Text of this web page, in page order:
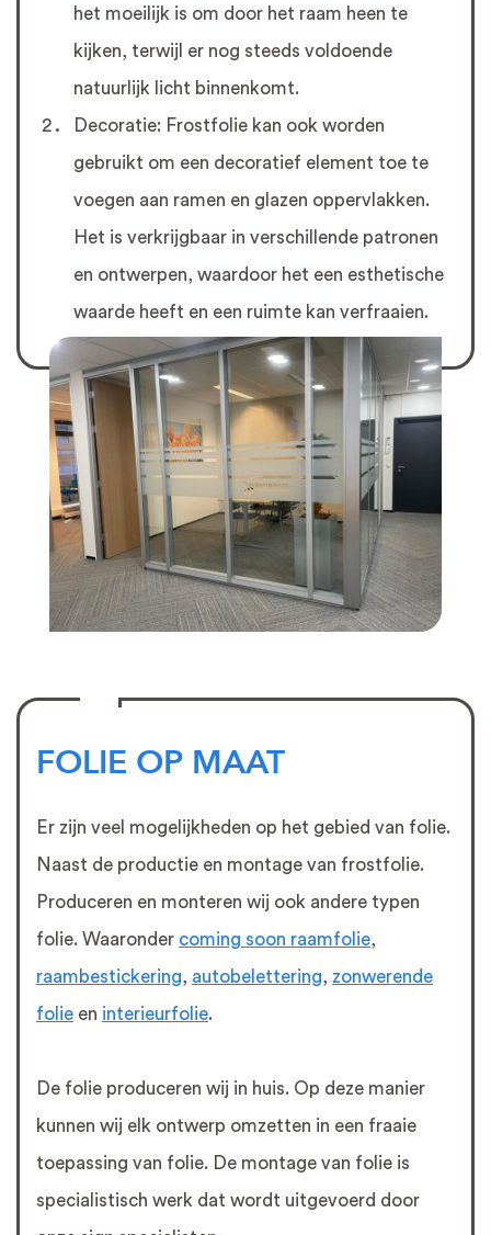
het moeilijk is om door het raam heen te
kijken, terwijl er nog steeds voldoende
natuurlijk licht binnenkomt.
Decoratie: Frostfolie kan ook worden
gebruikt om een decoratief element toe te
voegen aan ramen en glazen oppervlakken.
Het is verkrijgbaar in verschillende patronen
en ontwerpen, waardoor het een esthetische
waarde heeft en een ruimte kan verfraaien.
FOLIE OP MAAT
Er zijn veel mogelijkheden op het gebied van folie.
Naast de productie en montage van frostfolie.
Produceren en monteren wij ook andere typen
folie. Waaronder coming soon raamfolie,
raambestickering, autobelettering, zonwerende
folie en interieurfolie.
De folie produceren wij in huis. Op deze manier
kunnen wij elk ontwerp omzetten in een fraaie
toepassing van folie. De montage van folie is
specialistisch werk dat wordt uitgevoerd door